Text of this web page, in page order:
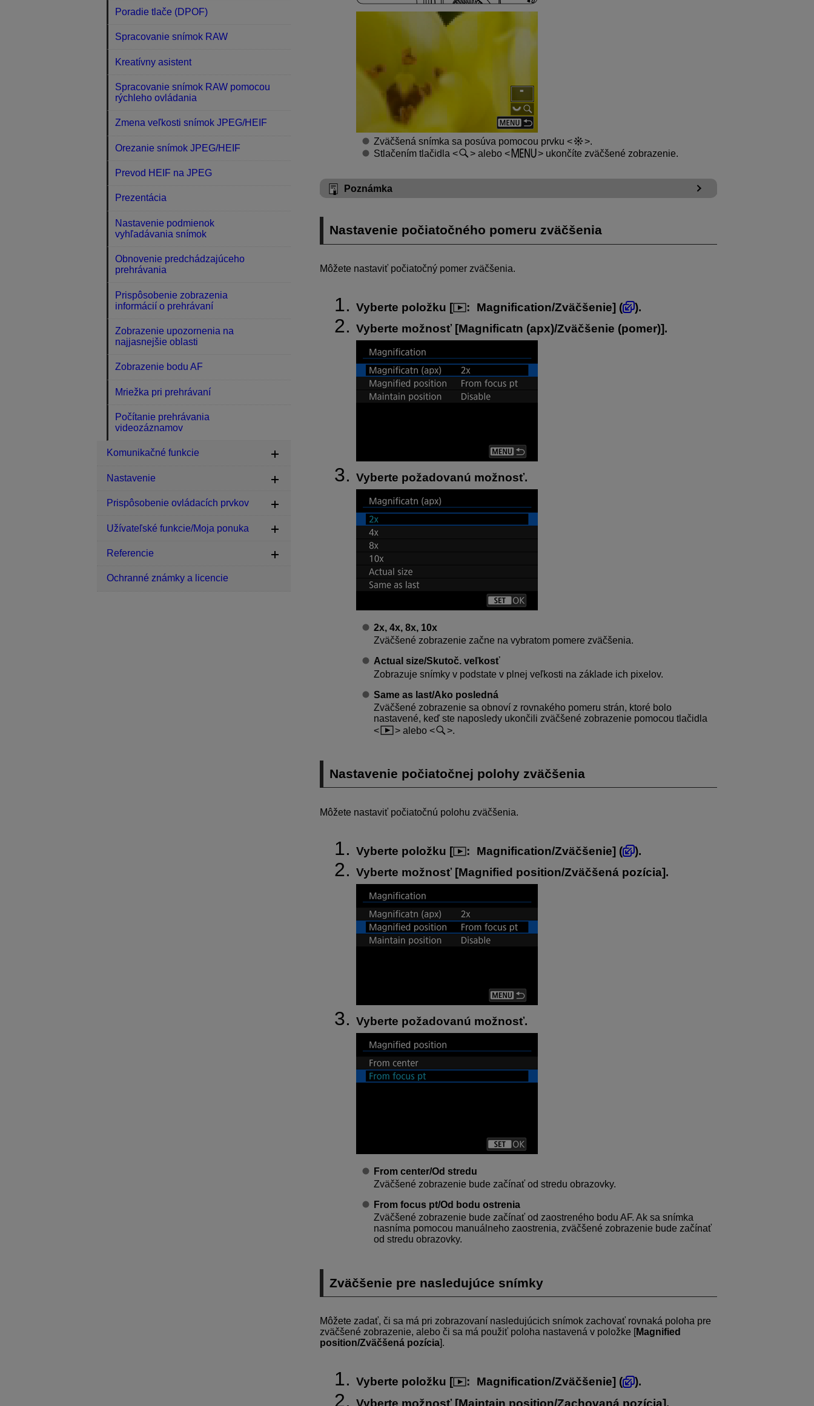
Zväčšená snímka sa posúva pomocou prvku
.
Stlačením tlačidla
alebo ukončíte zväčšené zobrazenie.
Poznámka
Nastavenie počiatočného pomeru zväčšenia
Môžete nastaviť počiatočný pomer zväčšenia.
Vyberte položku [ : Magnification/Zväčšenie] (
).
Vyberte možnosť [Magnificatn (apx)/Zväčšenie (pomer)].
Vyberte požadovanú možnosť.
2x, 4x, 8x, 10x
Zväčšené zobrazenie začne na vybratom pomere zväčšenia.
Actual size/Skutoč. veľkosť
Zobrazuje snímky v podstate v plnej veľkosti na základe ich pixelov.
Same as last/Ako posledná
Zväčšené zobrazenie sa obnoví z rovnakého pomeru strán, ktoré bolo
nastavené, keď ste naposledy ukončili zväčšené zobrazenie pomocou tlačidla
alebo
.
Nastavenie počiatočnej polohy zväčšenia
Môžete nastaviť počiatočnú polohu zväčšenia.
Vyberte položku [ : Magnification/Zväčšenie] (
).
Vyberte možnosť [Magnified position/Zväčšená pozícia].
Vyberte požadovanú možnosť.
From center/Od stredu
Zväčšené zobrazenie bude začínať od stredu obrazovky.
From focus pt/Od bodu ostrenia
Zväčšené zobrazenie bude začínať od zaostreného bodu AF. Ak sa snímka
nasníma pomocou manuálneho zaostrenia, zväčšené zobrazenie bude začínať
od stredu obrazovky.
Zväčšenie pre nasledujúce snímky
Môžete zadať, či sa má pri zobrazovaní nasledujúcich snímok zachovať rovnaká poloha pre
zväčšené zobrazenie, alebo či sa má použiť poloha nastavená v položke [
Magnified
position/Zväčšená pozícia ].
Vyberte položku [ : Magnification/Zväčšenie] (
).
Vyberte možnosť [Maintain position/Zachovaná pozícia].
Poradie tlače (DPOF)
Spracovanie snímok RAW
Kreatívny asistent
Spracovanie snímok RAW pomocou
rýchleho ovládania
Zmena veľkosti snímok JPEG/HEIF
Orezanie snímok JPEG/HEIF
Prevod HEIF na JPEG
Prezentácia
Nastavenie podmienok
vyhľadávania snímok
Obnovenie predchádzajúceho
prehrávania
Prispôsobenie zobrazenia
informácií o prehrávaní
Zobrazenie upozornenia na
najjasnejšie oblasti
Zobrazenie bodu AF
Mriežka pri prehrávaní
Počítanie prehrávania
videozáznamov
Komunikačné funkcie
Nastavenie
Prispôsobenie ovládacích prvkov
Užívateľské funkcie/Moja ponuka
Referencie
Ochranné známky a licencie